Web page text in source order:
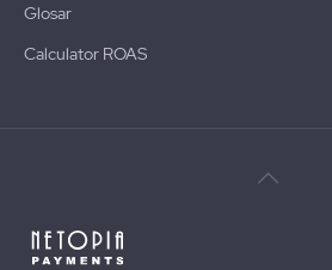
Glosar
Calculator ROAS